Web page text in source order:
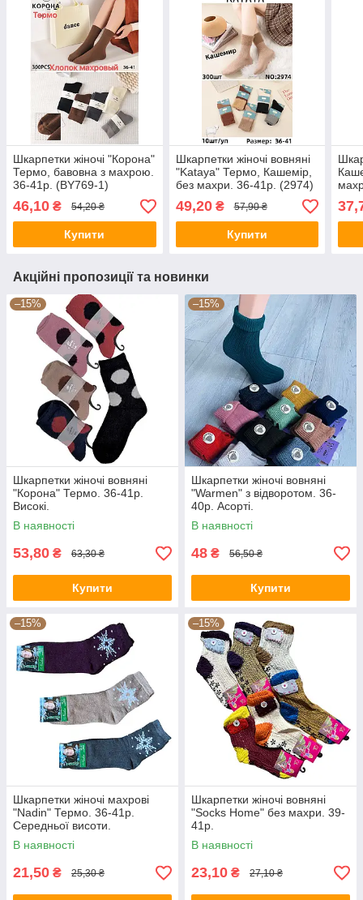
Шкарпетки жіночі "Корона"
Термо, бавовна з махрою.
36-41р. (BY769-1)
46,10 ₴ 54,20 ₴
Купити
Шкарпетки жіночі вовняні
"Kataya" Термо, Кашемір,
без махри. 36-41р. (2974)
49,20₴ 57,90 ₴
Купити
Акційні пропозиції та новинки
–15%
Шкарпетки жіночі вовняні
"Корона" Термо. 36-41р.
Високі.
В наявності
53,80 ₴ 63,30 ₴
Купити
–15%
Шкарпетки жіночі вовняні
"Warmen" з відворотом. 36-
40р. Асорті.
В наявності
48 ₴ 56,50 ₴
Купити
–15%
Шкарпетки жіночі махрові
"Nadin" Термо. 36-41р.
Середньої висоти.
В наявності
21,50 ₴ 25,30 ₴
–15%
Шкарпетки жіночі вовняні
"Socks Home" без махри. 39-
41р.
В наявності
23,10 ₴ 27,10 ₴